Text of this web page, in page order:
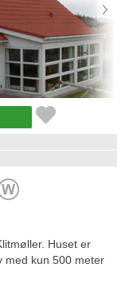
Huset er
med kun 500 meter